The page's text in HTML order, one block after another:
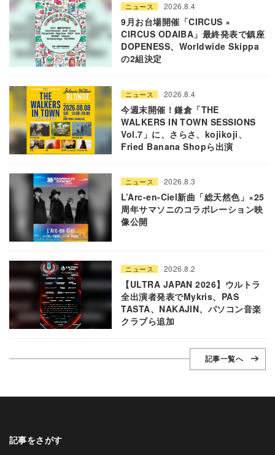
ニュース 2026.8.4
9月お台場開催「CIRCUS ×
CIRCUS ODAIBA」最終発表で鎮座
DOPENESS、Worldwide Skippa
の2組決定
ニュース 2026.8.4
今週末開催！鎌倉「THE
WALKERS IN TOWN SESSIONS
Vol.7」に、さらさ、kojikoji、
Fried Banana Shopら出演
ニュース 2026.8.3
L’Arc-en-Ciel新曲「総天然色」×25
周年サマソニのコラボレーション映
像公開
ニュース 2026.8.2
【ULTRA JAPAN 2026】ウルトラ
全出演者発表でMykris、PAS
TASTA、NAKAJIN、パソコン音楽
クラブら追加
記事一覧へ
記事をさがす